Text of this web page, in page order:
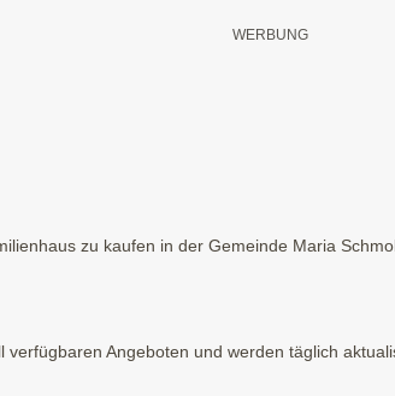
zu kaufen in der Gemeinde Maria
Angeboten und werden täglich